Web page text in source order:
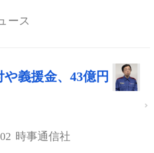
ース
義援金、43億円
時事通信社